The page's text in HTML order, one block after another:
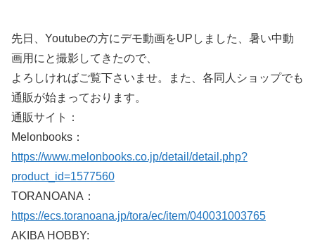
先日、Youtubeの方にデモ動画をUPしました、暑い中動
画用にと撮影してきたので、
よろしければご覧下さいませ。また、各同人ショップでも
通販が始まっております。
通販サイト：
Melonbooks：
https://www.melonbooks.co.jp/detail/detail.php?
product_id=1577560
TORANOANA：
https://ecs.toranoana.jp/tora/ec/item/040031003765
AKIBA HOBBY: